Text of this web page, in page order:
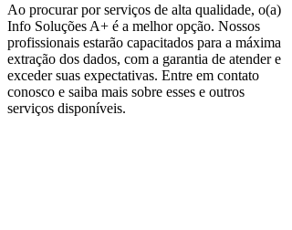
Ao procurar por serviços de alta qualidade, o(a)
Info Soluções A+ é a melhor opção. Nossos
profissionais estarão capacitados para a máxima
extração dos dados, com a garantia de atender e
exceder suas expectativas. Entre em contato
conosco e saiba mais sobre esses e outros
serviços disponíveis.